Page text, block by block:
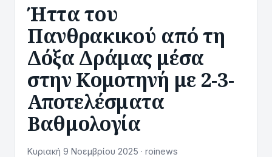
Ήττα του
Πανθρακικού από τη
Δόξα Δράμας μέσα
στην Κομοτηνή με 2-3-
Αποτελέσματα
Βαθμολογία
Κυριακή 9 Νοεμβρίου 2025 · roinews